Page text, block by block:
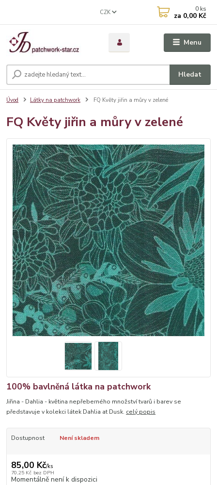
Menu
CZK
Hledat
0 ks
za 0,00 Kč
Úvod Látky na patchwork FQ Květy jiřin a můry v zelené
FQ Květy jiřin a můry v zelené
100% bavlněná látka na patchwork
Jiřina - Dahlia - květina nepřeberného množství tvarů i barev se
představuje v kolekci látek Dahlia at Dusk. celý popis
Dostupnost Není skladem
85,00 Kč/ks
70,25 Kč bez DPH
Momentálně není k dispozici